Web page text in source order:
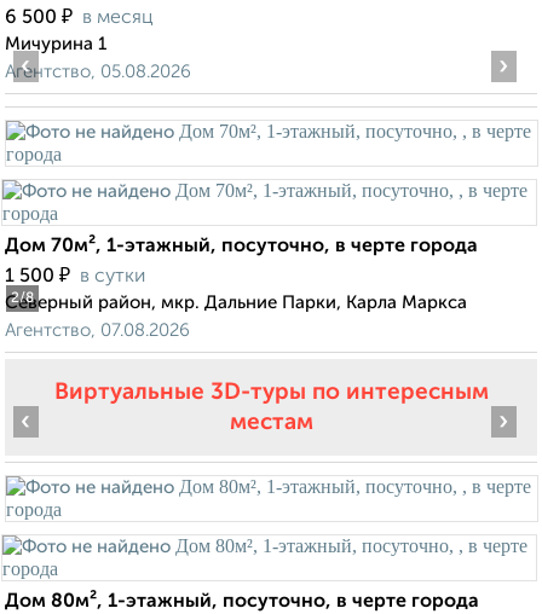
6 500 ₽ в месяц
Мичурина 1
Агентство, 05.08.2026
2/8
‹ ›
Дом 70м², 1-этажный, посуточно, в черте города
1 500 ₽ в сутки
Северный район, мкр. Дальние Парки, Карла Маркса
Агентство, 07.08.2026
Виртуальные 3D-туры по интересным
местам
‹ ›
Дом 80м², 1-этажный, посуточно, в черте города